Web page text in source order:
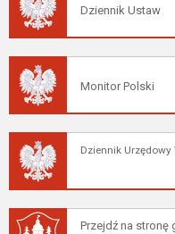
Dziennik Ustaw
Monitor Polski
Dziennik
Przejdź na stronę